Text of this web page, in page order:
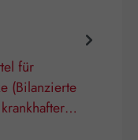
für
(Bilanzierte